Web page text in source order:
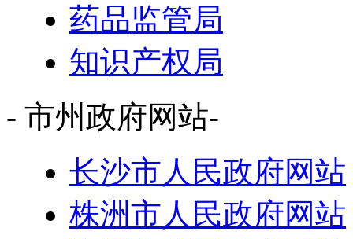
药品监管局
知识产权局
- 市州政府网站-
长沙市人民政府网站
株洲市人民政府网站